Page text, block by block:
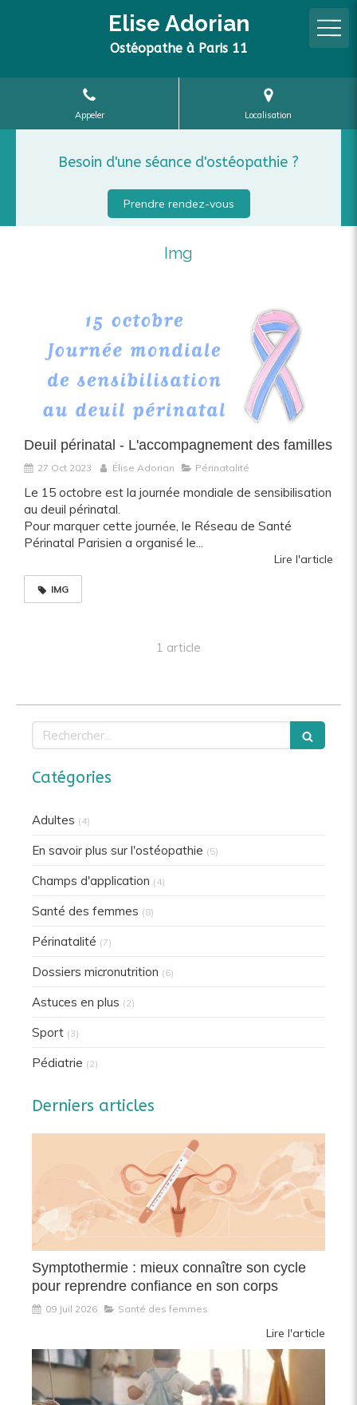
Elise Adorian
Ostéopathe à Paris 11
Appeler Localisation
Besoin d'une séance d'ostéopathie ?
Prendre rendez-vous
Img
Deuil périnatal - L'accompagnement des familles
27 Oct 2023 Élise Adorian Périnatalité
Le 15 octobre est la journée mondiale de sensibilisation
au deuil périnatal.
Pour marquer cette journée, le Réseau de Santé
Périnatal Parisien a organisé le...
Lire l'article
IMG
1 article
Rechercher
Catégories
Adultes (4)
En savoir plus sur l'ostéopathie (5)
Champs d'application (4)
Santé des femmes (8)
Périnatalité (7)
Dossiers micronutrition (6)
Astuces en plus (2)
Sport (3)
Pédiatrie (2)
Derniers articles
Symptothermie : mieux connaître son cycle
pour reprendre confiance en son corps
09 Juil 2026 Santé des femmes
Lire l'article